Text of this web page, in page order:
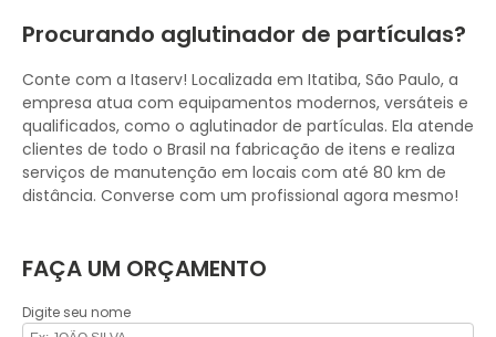
Procurando aglutinador de partículas?
Conte com a Itaserv! Localizada em Itatiba, São Paulo, a
empresa atua com equipamentos modernos, versáteis e
qualificados, como o aglutinador de partículas. Ela atende
clientes de todo o Brasil na fabricação de itens e realiza
serviços de manutenção em locais com até 80 km de
distância. Converse com um profissional agora mesmo!
FAÇA UM ORÇAMENTO
Digite seu nome